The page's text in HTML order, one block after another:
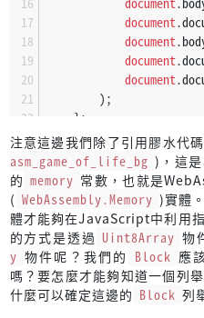
let top
let
for r in
                            }
                            }
                        }
                    }
document.
document.
document.
document.
        );
    };
const getHeight = ()
return Math.max(
document.
document.
document.
document .
document.
        );
    };
注意這邊我們除了引用膠水代
asm_game_of_life_bg )，這
的 memory 常數，也就是
( WebAssembly.Memory )實體
體才能夠在JavaScript中利用
的方式是透過 Uint8Array 物
y 物件呢？我們的 Block 應
嗎？要怎麼才能夠知道一個列
什麼可以確定這邊的 Block 列